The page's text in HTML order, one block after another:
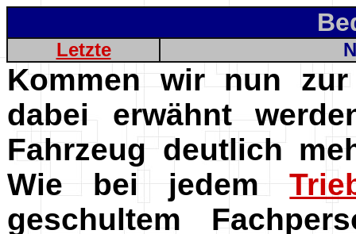
Letzte
Kommen wir nun
dabei erwähnt
Fahrzeug deutlich
Wie bei jedem
geschultem